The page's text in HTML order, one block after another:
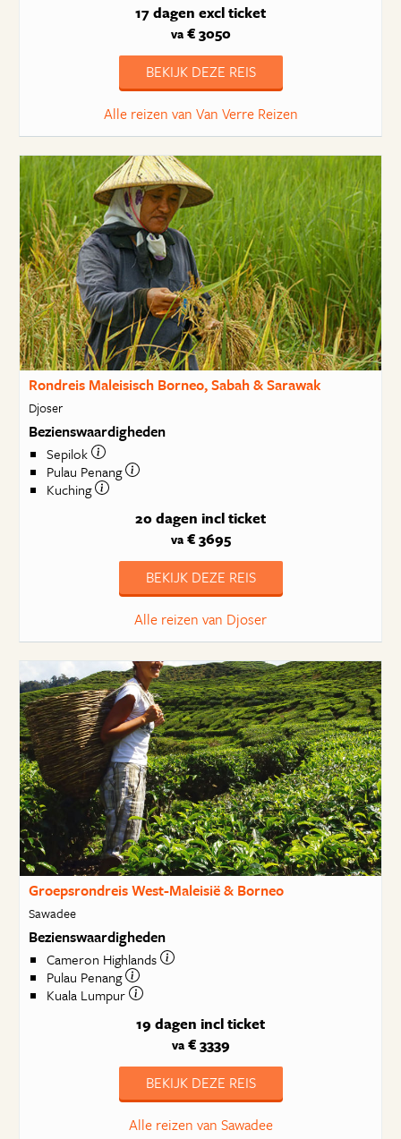
17 dagen excl ticket
va€ 3050
BEKIJK DEZE REIS
Alle reizen van Van Verre Reizen
Rondreis Maleisisch Borneo, Sabah & Sarawak
Djoser
Bezienswaardigheden
Sepilok
Pulau Penang
Kuching
20 dagen incl ticket
va€ 3695
BEKIJK DEZE REIS
Alle reizen van Djoser
Groepsrondreis West-Maleisië & Borneo
Sawadee
Bezienswaardigheden
Cameron Highlands
Pulau Penang
Kuala Lumpur
19 dagen incl ticket
va€ 3339
BEKIJK DEZE REIS
Alle reizen van Sawadee